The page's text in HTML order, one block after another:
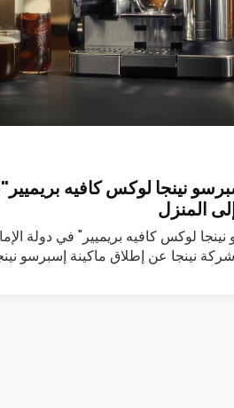
نينجا لوكس كافيه
المنزل
لوكس كافيه بريميير" في دولة
نينجا عن إطلاق ماكينة إسبرسو